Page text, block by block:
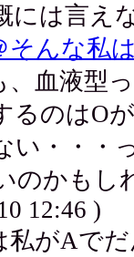
には言え
そんな私
血液型
るのはO
い・・・
のかもし
12:46 )
私がAで